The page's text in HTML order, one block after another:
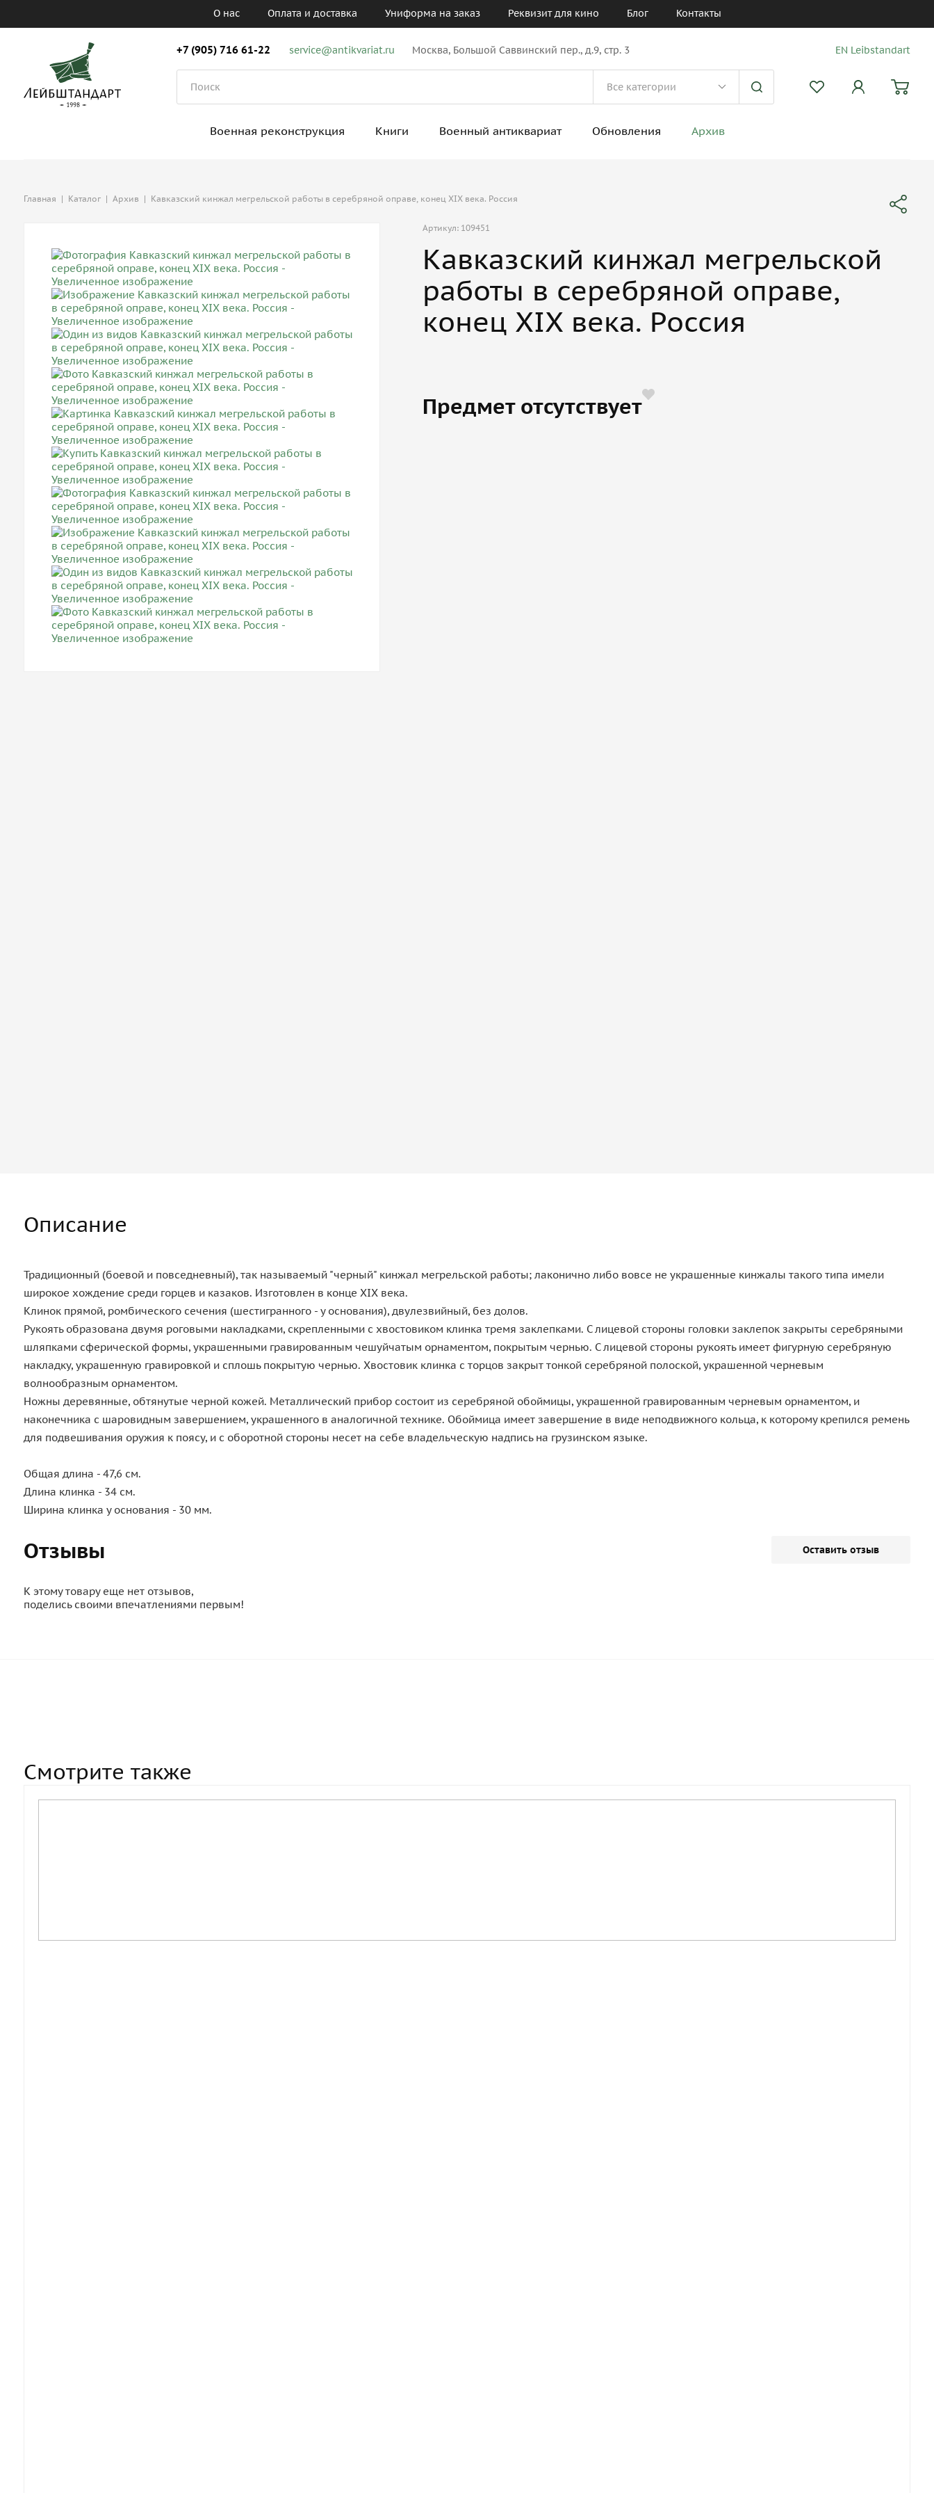
О нас Оплата и доставка Униформа на заказ Реквизит для кино Блог Контакты
+7 (905) 716 61-22 service@antikvariat.ru Москва, Большой Саввинский пер., д.9, стр. 3 EN Leibstandart
Военная реконструкция Книги Военный антиквариат Обновления Архив
Главная | Каталог | Архив | Кавказский кинжал мегрельской работы в серебряной оправе, конец XIX века. Россия
Артикул: 109451
Кавказский кинжал мегрельской
работы в серебряной оправе,
конец XIX века. Россия
Предмет отсутствует
Описание
Традиционный (боевой и повседневный), так называемый "черный" кинжал мегрельской работы; лаконично либо вовсе не украшенные кинжалы такого типа имели
широкое хождение среди горцев и казаков. Изготовлен в конце XIX века.
Клинок прямой, ромбического сечения (шестигранного - у основания), двулезвийный, без долов.
Рукоять образована двумя роговыми накладками, скрепленными с хвостовиком клинка тремя заклепками. С лицевой стороны головки заклепок закрыты серебряными
шляпками сферической формы, украшенными гравированным чешуйчатым орнаментом, покрытым чернью. С лицевой стороны рукоять имеет фигурную серебряную
накладку, украшенную гравировкой и сплошь покрытую чернью. Хвостовик клинка с торцов закрыт тонкой серебряной полоской, украшенной черневым
волнообразным орнаментом.
Ножны деревянные, обтянутые черной кожей. Металлический прибор состоит из серебряной обоймицы, украшенной гравированным черневым орнаментом, и
наконечника с шаровидным завершением, украшенного в аналогичной технике. Обоймица имеет завершение в виде неподвижного кольца, к которому крепился ремень
для подвешивания оружия к поясу, и с оборотной стороны несет на себе владельческую надпись на грузинском языке.
Общая длина - 47,6 см.
Длина клинка - 34 см.
Ширина клинка у основания - 30 мм.
Отзывы Оставить отзыв
К этому товару еще нет отзывов,
поделись своими впечатлениями первым!
Смотрите также